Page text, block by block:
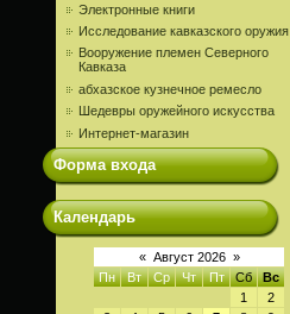
Электронные книги
Исследование кавказского оружия
Вооружение племен Северного
Кавказа
абхазское кузнечное ремесло
Шедевры оружейного искусства
Интернет-магазин
Форма входа
Календарь
« Август 2026 »
Пн
Вт Ср Чт Пт Сб
Вс
1
2